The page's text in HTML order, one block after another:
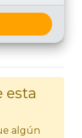
esta
algún